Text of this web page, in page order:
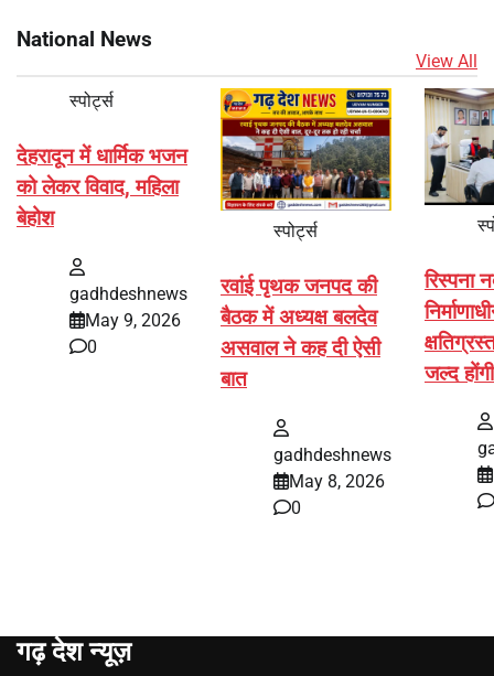
National News
View All
स्पोर्ट्स
देहरादून में धार्मिक भजन
को लेकर विवाद, महिला
बेहोश
gadhdeshnews
May 9, 2026
0
स्पोर्ट्स
रवांई पृथक जनपद की
बैठक में अध्यक्ष बलदेव
असवाल ने कह दी ऐसी
बात
gadhdeshnews
May 8, 2026
0
रिस्पना
जल्द
गढ़ देश न्यूज़